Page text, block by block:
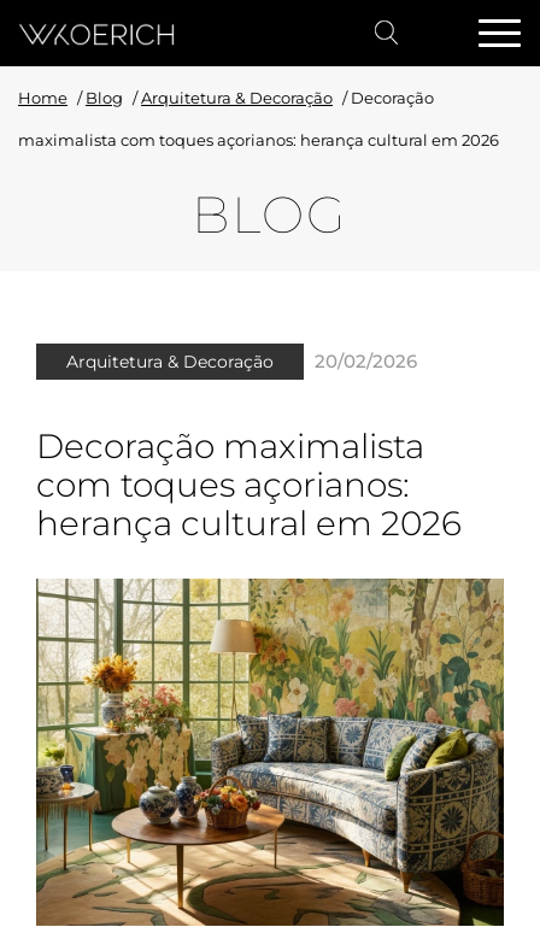
Home /Blog /Arquitetura & Decoração /Decoração
maximalista com toques açorianos: herança cultural em 2026
BLOG
Arquitetura & Decoração 20/02/2026
Decoração maximalista
com toques açorianos:
herança cultural em 2026